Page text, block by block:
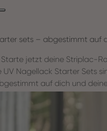
sets – abgestimmt auf
Starte jetzt deine Striplac-
UV Nagellack Starter Sets
auf dich und